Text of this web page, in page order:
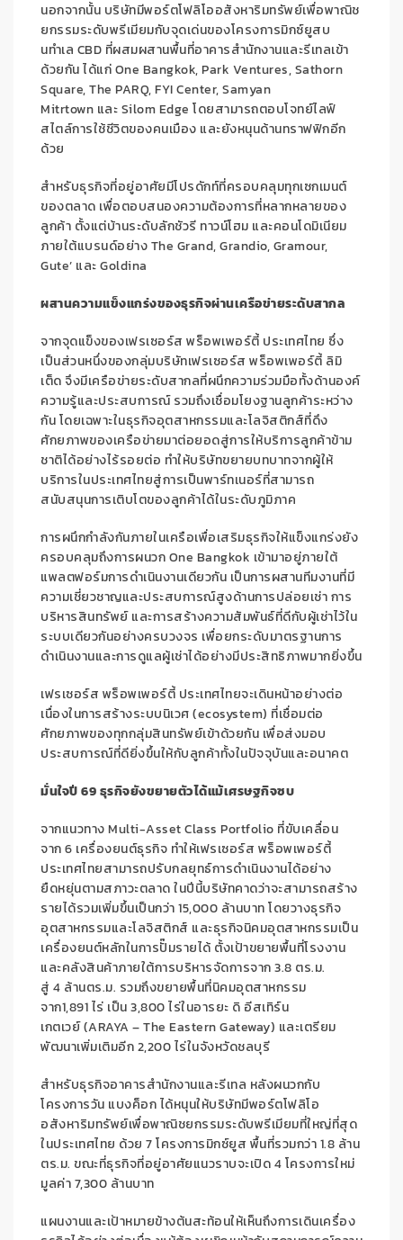
นอกจากนั้น บริษัทมีพอร์ตโฟลิโออสังหาริมทรัพย์เพื่อพาณิช
ยกรรมระดับพรีเมียมกับจุดเด่นของโครงการมิกซ์ยูสบ
นทำเล CBD ที่ผสมผสานพื้นที่อาคารสำนักงานและรีเทลเข้า
ด้วยกัน ได้แก่ One Bangkok, Park Ventures, Sathorn
Square, The PARQ, FYI Center, Samyan
Mitrtown และ Silom Edge โดยสามารถตอบโจทย์ไลฟ์
สไตล์การใช้ชีวิตของคนเมือง และยังหนุนด้านทราฟฟิกอีก
ด้วย
สำหรับธุรกิจที่อยู่อาศัยมีโปรดักท์ที่ครอบคลุมทุกเซกเมนต์
ของตลาด เพื่อตอบสนองความต้องการที่หลากหลายของ
ลูกค้า ตั้งแต่บ้านระดับลักชัวรี ทาวน์โฮม และคอนโดมิเนียม
ภายใต้แบรนด์อย่าง The Grand, Grandio, Gramour,
Gute’ และ Goldina
ผสานความแข็งแกร่งของธุรกิจผ่านเครือข่ายระดับสากล
จากจุดแข็งของเฟรเซอร์ส พร็อพเพอร์ตี้ ประเทศไทย ซึ่ง
เป็นส่วนหนึ่งของกลุ่มบริษัทเฟรเซอร์ส พร็อพเพอร์ตี้ ลิมิ
เต็ด จึงมีเครือข่ายระดับสากลที่ผนึกความร่วมมือทั้งด้านองค์
ความรู้และประสบการณ์ รวมถึงเชื่อมโยงฐานลูกค้าระหว่าง
กัน โดยเฉพาะในธุรกิจอุตสาหกรรมและโลจิสติกส์ที่ดึง
ศักยภาพของเครือข่ายมาต่อยอดสู่การให้บริการลูกค้าข้าม
ชาติได้อย่างไร้รอยต่อ ทำให้บริษัทขยายบทบาทจากผู้ให้
บริการในประเทศไทยสู่การเป็นพาร์ทเนอร์ที่สามารถ
สนับสนุนการเติบโตของลูกค้าได้ในระดับภูมิภาค
การผนึกกำลังกันภายในเครือเพื่อเสริมธุรกิจให้แข็งแกร่งยัง
ครอบคลุมถึงการผนวก One Bangkok เข้ามาอยู่ภายใต้
แพลตฟอร์มการดำเนินงานเดียวกัน เป็นการผสานทีมงานที่มี
ความเชี่ยวชาญและประสบการณ์สูงด้านการปล่อยเช่า การ
บริหารสินทรัพย์ และการสร้างความสัมพันธ์ที่ดีกับผู้เช่าไว้ใน
ระบบเดียวกันอย่างครบวงจร เพื่อยกระดับมาตรฐานการ
ดำเนินงานและการดูแลผู้เช่าได้อย่างมีประสิทธิภาพมากยิ่งขึ้น
เฟรเซอร์ส พร็อพเพอร์ตี้ ประเทศไทยจะเดินหน้าอย่างต่อ
เนื่องในการสร้างระบบนิเวศ (ecosystem) ที่เชื่อมต่อ
ศักยภาพของทุกกลุ่มสินทรัพย์เข้าด้วยกัน เพื่อส่งมอบ
ประสบการณ์ที่ดียิ่งขึ้นให้กับลูกค้าทั้งในปัจจุบันและอนาคต
มั่นใจปี69 ธุรกิจยังขยายตัวได้แม้เศรษฐกิจซบ
จากแนวทาง Multi-Asset Class Portfolio ที่ขับเคลื่อน
จาก 6 เครื่องยนต์ธุรกิจ ทำให้เฟรเซอร์ส พร็อพเพอร์ตี้
ประเทศไทยสามารถปรับกลยุทธ์การดำเนินงานได้อย่าง
ยืดหยุ่นตามสภาวะตลาด ในปีนี้บริษัทคาดว่าจะสามารถสร้าง
รายได้รวมเพิ่มขึ้นเป็นกว่า 15,000 ล้านบาท โดยวางธุรกิจ
อุตสาหกรรมและโลจิสติกส์ และธุรกิจนิคมอุตสาหกรรมเป็น
เครื่องยนต์หลักในการปั๊มรายได้ ตั้งเป้าขยายพื้นที่โรงงาน
และคลังสินค้าภายใต้การบริหารจัดการจาก 3.8 ตร.ม.
สู่ 4 ล้านตร.ม. รวมถึงขยายพื้นที่นิคมอุตสาหกรรม
จาก1,891 ไร่ เป็น 3,800 ไร่ในอารยะ ดิ อีสเทิร์น
เกตเวย์ (ARAYA – The Eastern Gateway) และเตรียม
พัฒนาเพิ่มเติมอีก 2,200 ไร่ในจังหวัดชลบุรี
สำหรับธุรกิจอาคารสำนักงานและรีเทล หลังผนวกกับ
โครงการวัน แบงค็อก ได้หนุนให้บริษัทมีพอร์ตโฟลิโอ
อสังหาริมทรัพย์เพื่อพาณิชยกรรมระดับพรีเมียมที่ใหญ่ที่สุด
ในประเทศไทย ด้วย 7 โครงการมิกซ์ยูส พื้นที่รวมกว่า 1.8 ล้าน
ตร.ม. ขณะที่ธุรกิจที่อยู่อาศัยแนวราบจะเปิด 4 โครงการใหม่
มูลค่า 7,300 ล้านบาท
แผนงานและเป้าหมายข้างต้นสะท้อนให้เห็นถึงการเดินเครื่อง